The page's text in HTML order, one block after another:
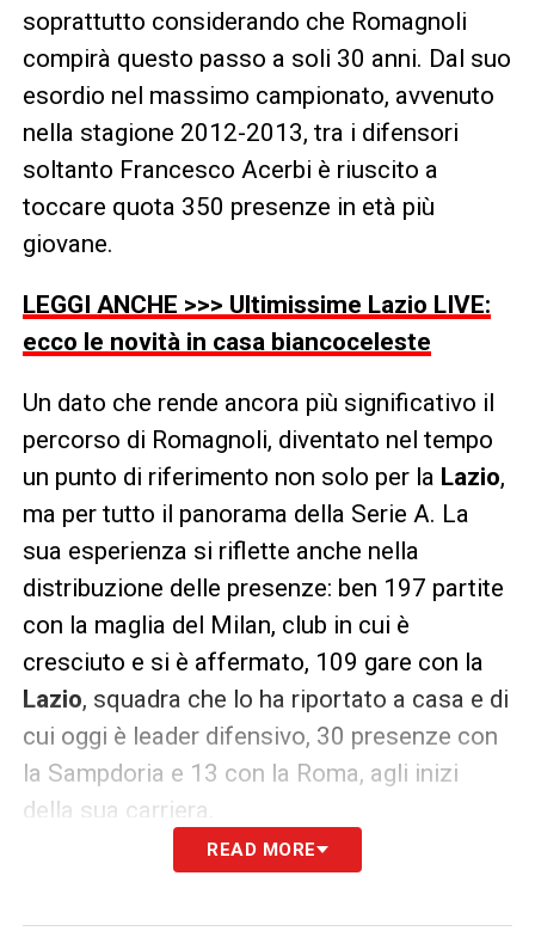
soprattutto considerando che Romagnoli
compirà questo passo a soli 30 anni. Dal suo
esordio nel massimo campionato, avvenuto
nella stagione 2012-2013, tra i difensori
soltanto Francesco Acerbi è riuscito a
toccare quota 350 presenze in età più
giovane.
LEGGI ANCHE >>> Ultimissime Lazio LIVE:
ecco le novità in casa biancoceleste
Un dato che rende ancora più significativo il
percorso di Romagnoli, diventato nel tempo
un punto di riferimento non solo per la Lazio,
ma per tutto il panorama della Serie A. La
sua esperienza si riflette anche nella
distribuzione delle presenze: ben 197 partite
con la maglia del Milan, club in cui è
cresciuto e si è affermato, 109 gare con la
Lazio, squadra che lo ha riportato a casa e di
cui oggi è leader difensivo, 30 presenze con
la Sampdoria e 13 con la Roma, agli inizi
della sua carriera.
Nel contesto diUdinese-Lazio, Romagnoli
READ MORE